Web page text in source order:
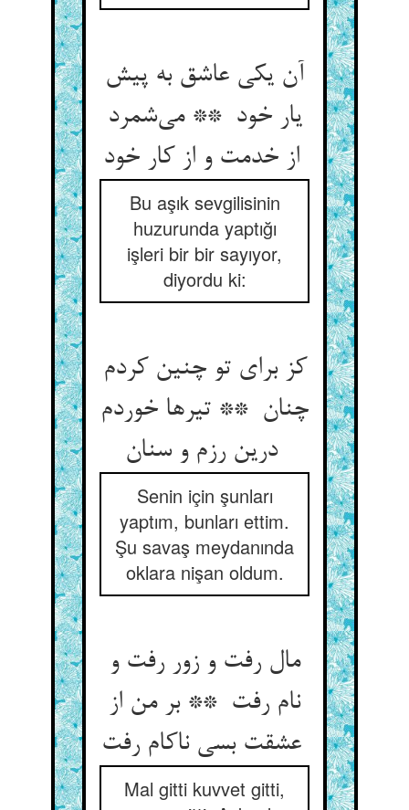
آن یکی عاشق به پیش
یار خود ** می‌شمرد
از خدمت و از کار خود
Bu aşık sevgilisinin
huzurunda yaptığı
işleri bir bir sayıyor,
diyordu ki:
کز برای تو چنین کردم
چنان ** تیرها خوردم
درین رزم و سنان
Senin için şunları
yaptım, bunları ettim.
Şu savaş meydanında
oklara nişan oldum.
مال رفت و زور رفت و
نام رفت ** بر من از
عشقت بسی ناکام رفت
Mal gitti kuvvet gitti,